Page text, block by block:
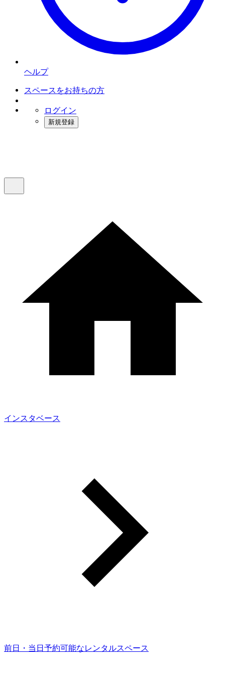
ヘルプ
スペースをお持ちの方
ログイン
新規登録
インスタベース
前日・当日予約可能なレンタルスペース